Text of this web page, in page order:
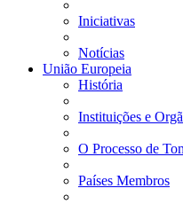
Iniciativas
Notícias
União Europeia
História
Instituições e
O Processo de
Países Membros